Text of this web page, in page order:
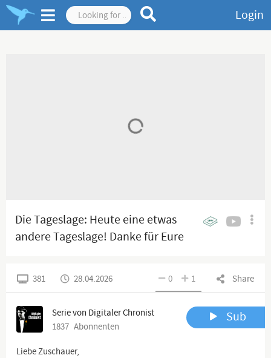
Login
Die Tageslage: Heute eine etwas
andere Tageslage! Danke für Eure
Share
0 1
381 28.04.2026
Serie von Digitaler Chronist
1837 Abonnenten
Sub
Liebe Zuschauer,